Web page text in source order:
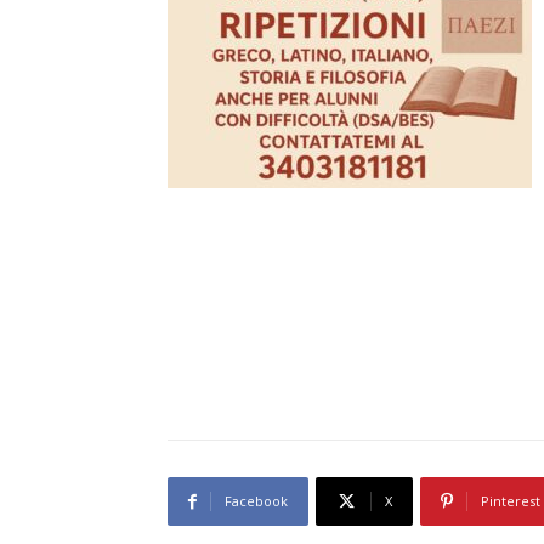
Facebook X Pinterest